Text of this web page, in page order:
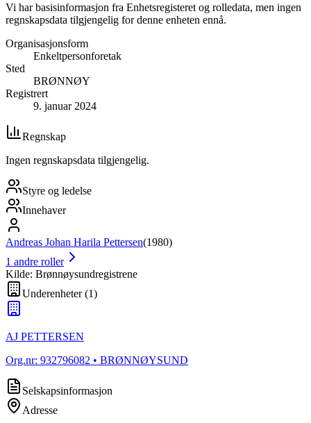
Vi har basisinformasjon fra Enhetsregisteret og rolledata, men ingen
regnskapsdata tilgjengelig for denne enheten ennå.
Organisasjonsform
Enkeltpersonforetak
Sted
BRØNNØY
Registrert
9. januar 2024
Regnskap
Ingen regnskapsdata tilgjengelig.
Styre og ledelse
Innehaver
Andreas Johan Harila Pettersen(1980)
1 andre roller
Kilde: Brønnøysundregistrene
Underenheter(1)
AJ PETTERSEN
Org.nr: 932796082 • BRØNNØYSUND
Selskapsinformasjon
Adresse